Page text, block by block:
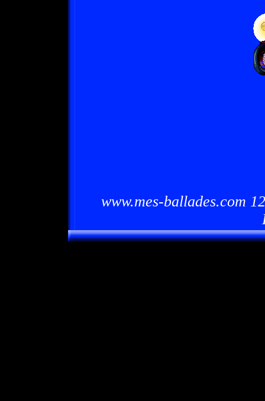
www.mes-ballades.com